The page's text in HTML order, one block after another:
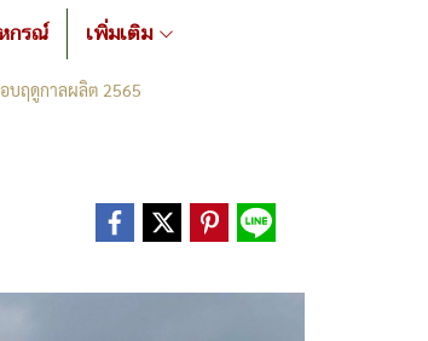
กรณ์ เพิ่มเติม
บฤดูกาลผลิต 2565